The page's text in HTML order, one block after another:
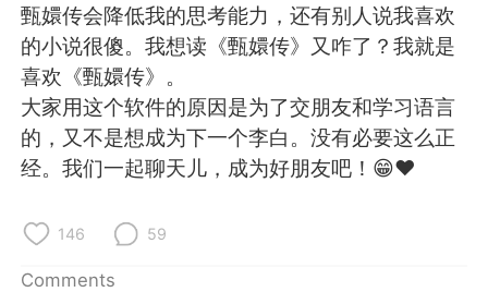
Русский ไทย
Indonesia
Türkçe Tiếng Việt
甄嬛传会降低我的思考能力，还有别人说我喜欢
的小说很傻。我想读《甄嬛传》又咋了？我就是
喜欢《甄嬛传》。
大家用这个软件的原因是为了交朋友和学习语言
的，又不是想成为下一个李白。没有必要这么正
经。我们一起聊天儿，成为好朋友吧！😁❤️
146 59
Comments